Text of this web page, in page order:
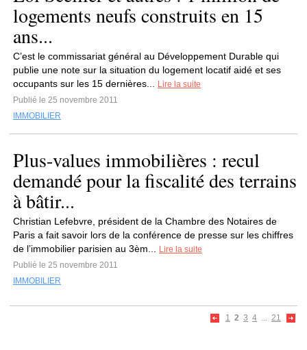
logements neufs construits en 15
ans...
C’est le commissariat général au Développement Durable qui
publie une note sur la situation du logement locatif aidé et ses
occupants sur les 15 dernières...
Lire la suite
Publié le 25 novembre 2011
IMMOBILIER
Plus-values immobilières : recul
demandé pour la fiscalité des terrains
à bâtir...
Christian Lefebvre, président de la Chambre des Notaires de
Paris a fait savoir lors de la conférence de presse sur les chiffres
de l’immobilier parisien au 3èm...
Lire la suite
Publié le 25 novembre 2011
IMMOBILIER
1 2 3 4 ... 21